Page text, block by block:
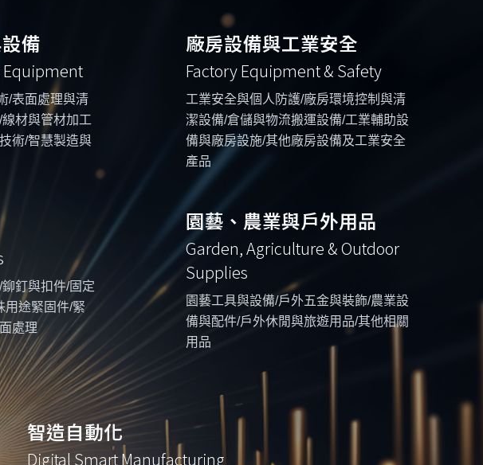
備
Equipment
/表面處理與清
材與管材加工
術/智慧製造與
廠房設備與工業安全
Factory Equipment & Safety
工業安全與個人防護/廠房環境控制與清
潔設備/倉儲與物流搬運設備/工業輔助設
備與廠房設施/其他廠房設備及工業安全
產品
釘與扣件/固定
用途緊固件/緊
處理
園藝、農業與戶外用品
Garden, Agriculture & Outdoor
Supplies
園藝工具與設備/戶外五金與裝飾/農業設
備與配件/戶外休閒與旅遊用品/其他相關
用品
智造自動化
Digital Smart Manufacturing